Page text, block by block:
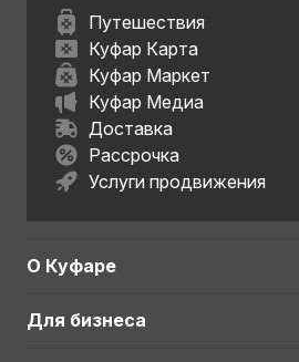
Путешествия
Куфар Карта
Куфар Маркет
Куфар Медиа
Доставка
Рассрочка
Услуги продвижения
О Куфаре
Для бизнеса